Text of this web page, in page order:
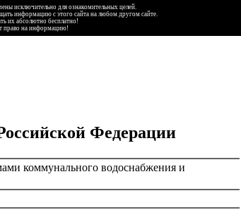
исключительно для ознакомительных целей.
информацию с этого сайта на любом другом сайте.
их абсолютно бесплатно!
право на информацию!
Федерации
коммунального водоснабжения и